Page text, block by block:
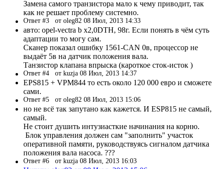
Замена самого транзистора мало к чему приводит, так
как не решает проблему системно.
Ответ #3 от oleg82 08 Июл, 2013 14:33
авто: opel-vectra b x2,0DTH, 98г. Если понять в чём суть
адаптации то могу сам.
Сканер показал ошибку 1561-CAN 0в, процессор не
выдаёт 5в на датчик положения вала.
Танзистор клапана впрыска (кароткое сток-исток )
Ответ #4 от kuzja 08 Июл, 2013 14:37
EPS815 + VPM844 то есть около 120 000 евро и сможете
сами.
Ответ #5 от oleg82 08 Июл, 2013 15:06
но не всё так запутано как кажется. И ESP815 не самый,
самый.
Не стоит душить интузиасткие начинания на корню.
Блок управления должен сам "заполнить" участок
оперативной памяти, руководствуясь сигналом датчика
положения вала насоса. ???
Ответ #6 от kuzja 08 Июл, 2013 16:03